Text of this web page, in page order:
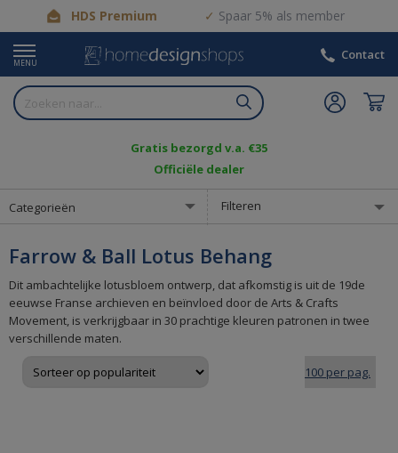
HDS Premium Spaar 5% als member
MENU
Contact
Gratis bezorgd v.a. €35
Officiële dealer
Categorieën Filteren
Farrow & Ball Lotus Behang
Dit ambachtelijke lotusbloem ontwerp, dat afkomstig is uit de 19de
eeuwse Franse archieven en beïnvloed door de Arts & Crafts
Movement, is verkrijgbaar in 30 prachtige kleuren patronen in twee
verschillende maten.